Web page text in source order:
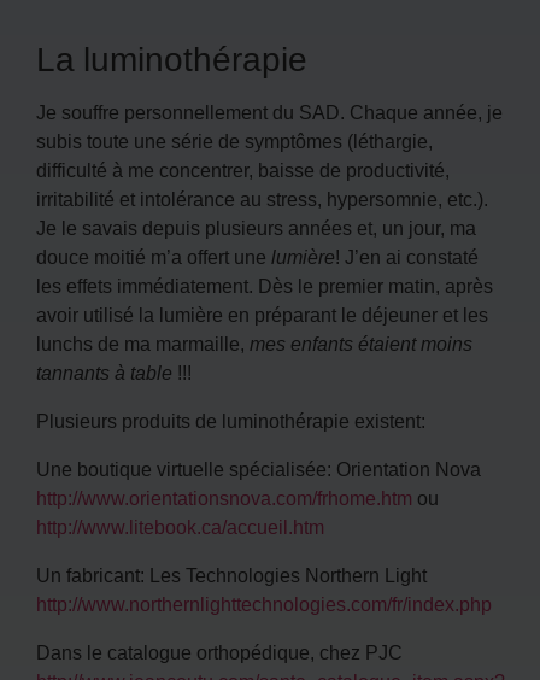
La luminothérapie
Je souffre personnellement du SAD. Chaque année, je
subis toute une série de symptômes (léthargie,
difficulté à me concentrer, baisse de productivité,
irritabilité et intolérance au stress, hypersomnie, etc.).
Je le savais depuis plusieurs années et, un jour, ma
douce moitié m’a offert une lumière! J’en ai constaté
les effets immédiatement. Dès le premier matin, après
avoir utilisé la lumière en préparant le déjeuner et les
lunchs de ma marmaille, mes enfants étaient moins
tannants à table !!!
Plusieurs produits de luminothérapie existent:
Une boutique virtuelle spécialisée: Orientation Nova
http://www.orientationsnova.com/frhome.htm ou
http://www.litebook.ca/accueil.htm
Un fabricant: Les Technologies Northern Light
http://www.northernlighttechnologies.com/fr/index.php
Dans le catalogue orthopédique, chez PJC